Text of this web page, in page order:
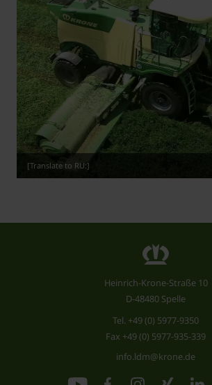
[Translate to RU:]
Heinrich-Krone-Straße 10
D-48480 Spelle
Tel. +49 (0) 5977-9350
Fax +49 (0) 5977-935-339
info.ldm@krone.de